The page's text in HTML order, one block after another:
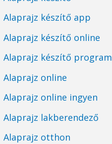
Alaprajz készítő app
Alaprajz készítő online
Alaprajz készítő program
Alaprajz online
Alaprajz online ingyen
Alaprajz lakberendező
Alaprajz otthon